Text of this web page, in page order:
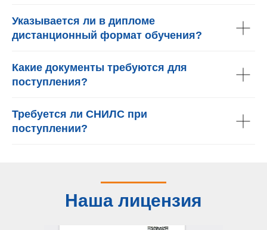
Указывается ли в дипломе
дистанционный формат обучения?
Какие документы требуются для
поступления?
Требуется ли СНИЛС при
поступлении?
Наша лицензия